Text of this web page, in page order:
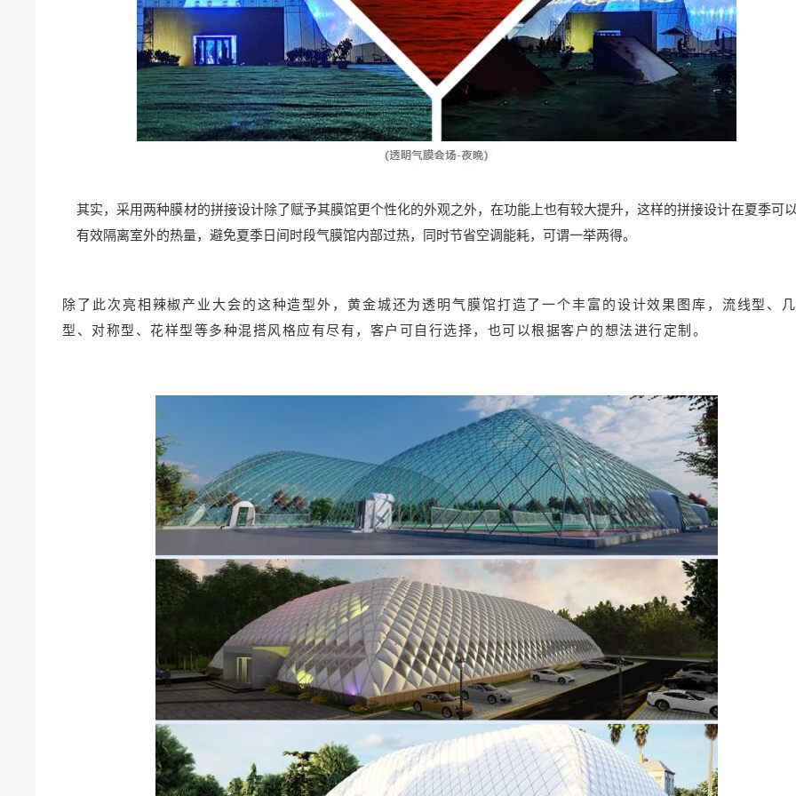
其实，采用两种膜材的拼接设计除了赋予其膜馆更个性化的外观之外，在功能上也有较大提升，这样的拼接设计在夏季可
有效隔离室外的热量，避免夏季日间时段气膜馆内部过热，同时节省空调能耗，可谓一举两得。
除了此次亮相辣椒产业大会的这种造型外，黄金城还为透明气膜馆打造了一个丰富的设计效果图库，流线型、
型、对称型、花样型等多种混搭风格应有尽有，客户可自行选择，也可以根据客户的想法进行定制。